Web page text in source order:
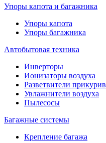
Упоры капота и багажника
Упоры капота
Упоры багажника
Автобытовая техника
Инверторы
Ионизаторы воздуха
Разветвители
Увлажнители воздуха
Пылесосы
Багажные системы
Крепление багажа